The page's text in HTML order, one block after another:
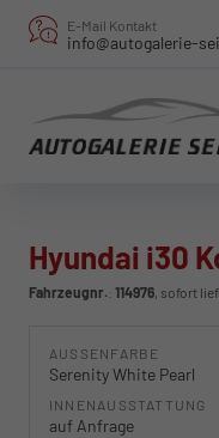
E-Mail Kontakt
info@autogalerie-
Hyundai i30
Fahrzeugnr.: 114976, sofort
AUSSENFARBE
Serenity White Pearl
INNENAUSSTATTUNG
auf Anfrage